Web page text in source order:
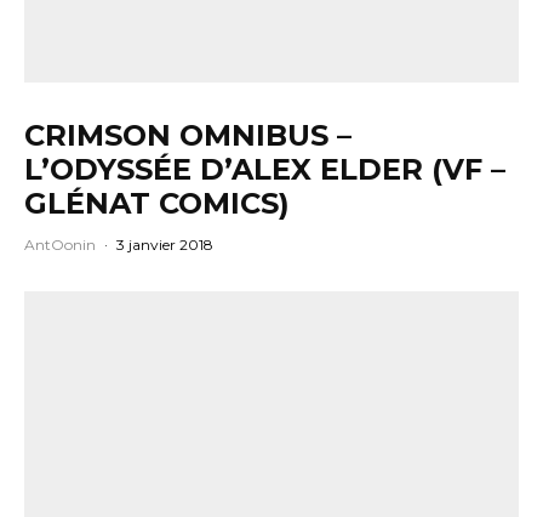
CRIMSON OMNIBUS –
L’ODYSSÉE D’ALEX ELDER (VF –
GLÉNAT COMICS)
AntOonin · 3 janvier 2018